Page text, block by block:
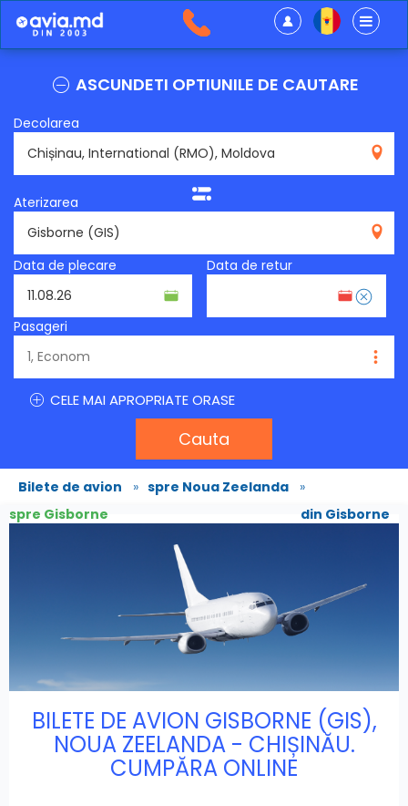
ASCUNDETI OPTIUNILE DE CAUTARE
Decolarea
Aterizarea
Data de plecare
Data de retur
Pasageri
CELE MAI APROPRIATE ORASE
Cauta
Bilete de avion » spre Noua Zeelanda »
spre Gisborne
din Gisborne
BILETE DE AVION GISBORNE (GIS),
NOUA ZEELANDA - CHIȘINĂU.
CUMPĂRA ONLINE